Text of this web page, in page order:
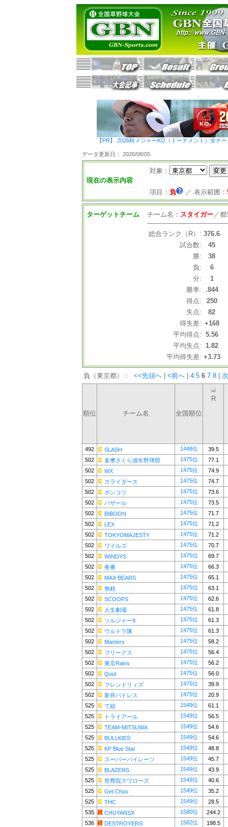
【PR】 2026秋メジャーKO（トーナメント）全チ
データ更新日： 2026/08/05
現在の表示内容
対象：
項目： 負 ／ 表示範囲：
ターゲットチーム チーム名： スタイガー／都
総合ランク（R）: 376.6
試合数:
45
勝:
38
負:
6
分:
1
勝率:
.844
得点:
250
失点:
82
得失差: +168
平均得点: 5.56
平均失点: 1.82
平均得失差: +3.73
負（東京都）： <<先頭へ <前へ 4 5 6 7 8
順位 チーム名 全国順位
R
492 SLASH 1448位
39.5
502
多摩さくら成年野球部 1475位
77.1
502
WX 1475位
74.9
502
スライダース 1475位
74.7
502
ポンコツ 1475位
73.6
502
バザール 1475位
73.5
502
BIBOON 1475位
71.7
502
LEX 1475位
71.2
502
TOKYOMAJESTY 1475位
71.2
502
ワイルズ 1475位
70.7
502
WINDYS 1475位
69.7
502
夜番 1475位
66.3
502
MAX BEARS 1475位
65.1
502
無頼 1475位
63.1
502
SCOOPS 1475位
62.6
502
人生劇場 1475位
61.8
502
ソルジャー9 1475位
61.3
502
ウルトラ隊 1475位
61.3
502
Masters 1475位
58.2
502
フリークス 1475位
56.4
502
東京Rains 1475位
56.2
502
Qool 1475位
56.0
502
フレンドリィズ 1475位
39.9
502
新井パドレス 1475位
20.9
525
て組 1549位
61.1
525
トライアール 1549位
56.5
525
TEAM-MITSUWA 1549位
54.6
525
BULLKIES 1549位
54.6
525
KP Blue Star 1549位
48.8
525
スーパーパイレーツ 1549位
45.7
525
BLAZERS 1549位
43.9
525
世尊院スワローズ 1549位
40.6
525
Get Chuu 1549位
35.2
525
THC 1549位
28.5
535
CHUYANSX 1580位
244.2
536
DESTROYERS 1582位
198.5